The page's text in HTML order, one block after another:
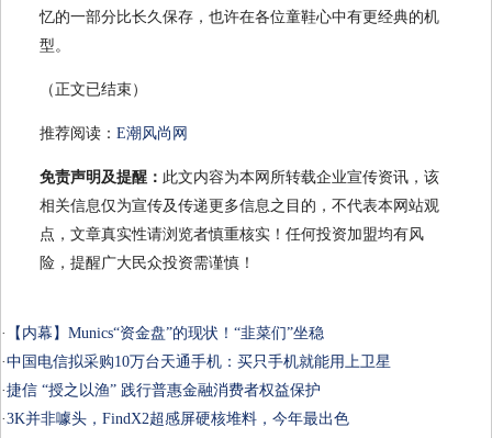
忆的一部分比长久保存，也许在各位童鞋心中有更经典的机
型。
（正文已结束）
推荐阅读： E潮风尚网
免责声明及提醒： 此文内容为本网所转载企业宣传资讯，该
相关信息仅为宣传及传递更多信息之目的，不代表本网站观
点，文章真实性请浏览者慎重核实！任何投资加盟均有风
险，提醒广大民众投资需谨慎！
·
【内幕】Munics“资金盘”的现状！“韭菜们”坐稳
·中国电信拟采购10万台天通手机：买只手机就能用上卫星
·捷信 “授之以渔” 践行普惠金融消费者权益保护
·3K并非噱头，FindX2超感屏硬核堆料，今年最出色